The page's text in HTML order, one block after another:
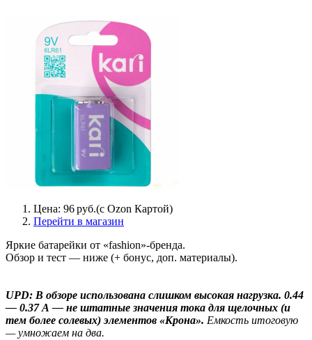
Цена: 96 руб.(c Ozon Картой)
Перейти в магазин
Яркие батарейки от «fashion»-бренда.
Обзор и тест — ниже (+ бонус, доп. материалы).
UPD: В обзоре использована слишком высокая нагрузка. 0.44
— 0.37 А — не штатные значения тока для щелочных (и
тем более солевых) элементов «Крона». Емкость итоговую
— умножаем на два.